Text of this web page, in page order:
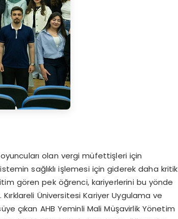
olan vergi müfettişleri için
sağlıklı işlemesi için giderek daha kritik
gören pek öğrenci, kariyerlerini bu yönde
Üniversitesi Kariyer Uygulama ve
çıkan AHB Yeminli Mali Müşavirlik Yönetim